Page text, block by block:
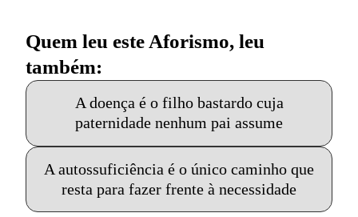
Quem leu este Aforismo, leu
também:
A doença é o filho bastardo cuja
paternidade nenhum pai assume
A autossuficiência é o único caminho que
resta para fazer frente à necessidade